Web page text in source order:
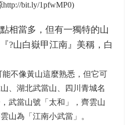
bit.ly/1pfwMP0)
相當多，但有一獨特的山
?山白嶽甲江南』美稱，白
能不像黃山這麼熟悉，但它可
、湖北武當山、四川青城名
武當山號「太和」，齊雲山
山為「江南小武當」。